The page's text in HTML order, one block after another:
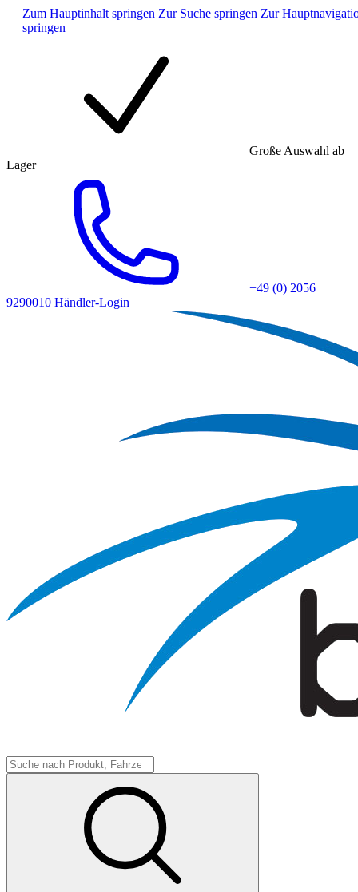
Zum Hauptinhalt springen Zur Suche springen Zur
springen
Große Auswahl ab
Lager
+49 (0) 2056
9290010 Händler-Login